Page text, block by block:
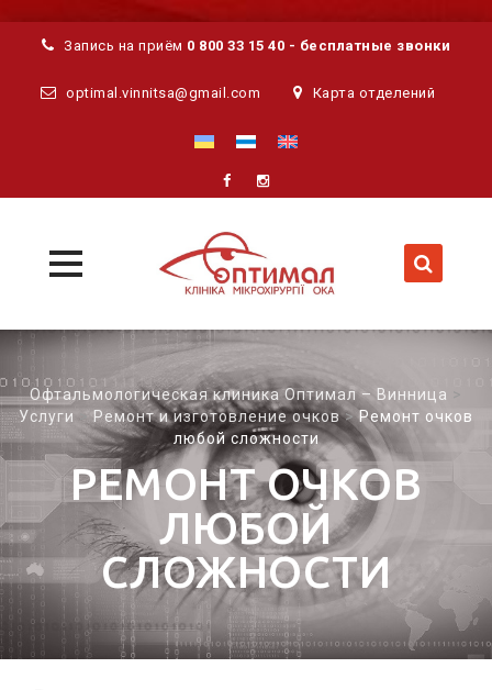
Запись на приём 0 800 33 15 40 - бесплатные звонки
optimal.vinnitsa@gmail.com Карта отделений
Skip
content
Офтальмологическая клиника Оптимал – Винница
Услуги
>Ремонт и изготовление очков>Ремонт очков
любой сложности
РЕМОНТ ОЧКОВ
ЛЮБОЙ
СЛОЖНОСТИ